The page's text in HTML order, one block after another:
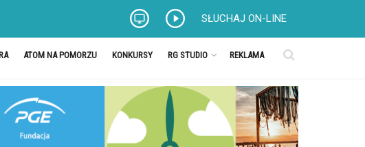
SŁUCHAJ ON-LINE
ATOM NA POMORZU KONKURSY RG STUDIO REKLAMA